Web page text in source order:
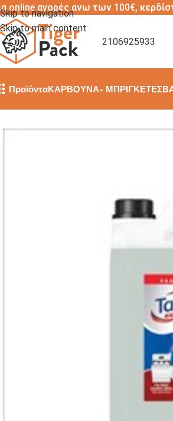
Skip to navigation
Skip to main content
online αγορές ανω των 100€,
2106925933
ΠροϊόνταΚΑΡΒΟΥΝΑ- ΜΠΡΙΓΚΕΤΕΣ